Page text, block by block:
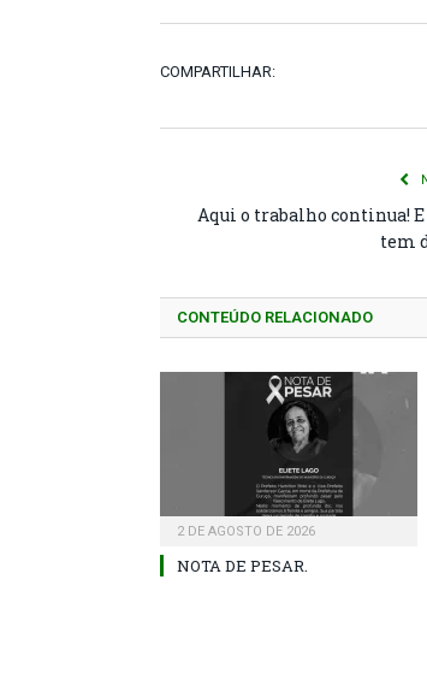
COMPARTILHAR:
Aqui o trabalho continua!
tem
CONTEÚDO RELACIONADO
2 DE AGOSTO DE 2026
NOTA DE PESAR.